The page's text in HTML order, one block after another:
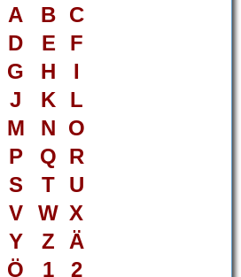
A B C
D
E
F
G
H
I
J
K
L
M
N O
P
Q R
S
T
U
V
W X
Y
Z
Ä
Ö
1 2